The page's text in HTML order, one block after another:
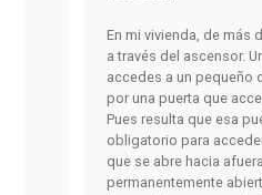
En mi vivienda, de más
a través del ascensor.
accedes a un pequeño
por una puerta que
Pues resulta que esa
obligatorio para
que se abre hacia
permanentemente